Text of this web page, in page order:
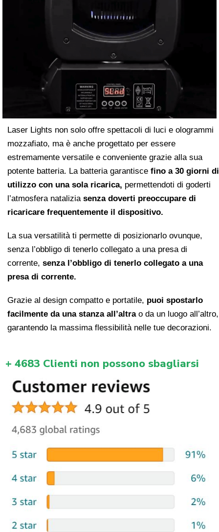
Laser Lights non solo offre spettacoli di luci e ologrammi
mozzafiato, ma è anche progettato per essere
estremamente versatile e conveniente grazie alla sua
potente batteria. La batteria garantisce fino a 30 giorni di
utilizzo con una sola ricarica, permettendoti di goderti
l’atmosfera natalizia senza doverti preoccupare di
ricaricare frequentemente il dispositivo.
La sua versatilità ti permette di posizionarlo ovunque,
senza l’obbligo di tenerlo collegato a una presa di
corrente, senza l’obbligo di tenerlo collegato a una
presa di corrente.
Grazie al design compatto e portatile, puoi spostarlo
facilmente da una stanza all’altrao da un luogo all’altro,
garantendo la massima flessibilità nelle tue decorazioni.
+ 4683 Clienti non possono sbagliarsi